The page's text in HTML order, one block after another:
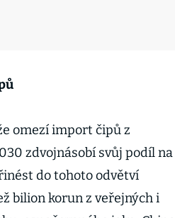
omezí import čipů z
zdvojnásobí svůj podíl na
do tohoto odvětví
bilion korun z veřejných i